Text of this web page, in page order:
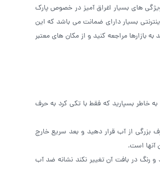
های بسیار اغراق آمیز در خصوص پارک
بسیار دارای ضمانت می باشد که این
بازارها مراجعه کنید و از مکان ‌های معتبر
خاطر بسپارید که فقط با تکی کرد به حرف‌
از آب قرار دهید و بعد سریع خارج
آنها است.
برابر نور خورشید قرار دادید و رنگ در بافت آن تغییر نکند نشانه ضد آب